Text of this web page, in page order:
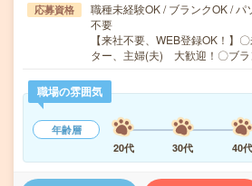
応募資格
職種未経験OK / ブランクOK / パ
不要
【来社不要、WEB登録OK！】
ター、主婦(夫) 大歓迎！〇ブ
職場の雰囲気
年齢層
20代
30代 40代